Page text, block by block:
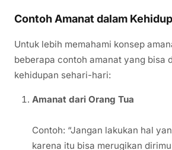
Contoh Amanat dalam
Untuk lebih memahami konsep
beberapa contoh amanat yang bisa
kehidupan sehari-hari:
Amanat dari Orang Tua
Contoh: “Jangan lakukan hal
karena itu bisa merugikan